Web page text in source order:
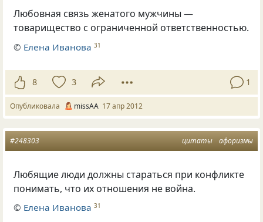
Любовная связь женатого мужчины —
товарищество с ограниченной ответственностью.
© Елена Иванова 31
8 3 1
Опубликовала missAA 17 апр 2012
цитаты афоризмы
#248303
Любящие люди должны стараться при конфликте
понимать, что их отношения не война.
© Елена Иванова 31